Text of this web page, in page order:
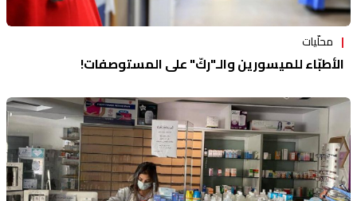
محلّيات
الأطبّاء للميسورين والـ"ركّ" على المستوصفات!